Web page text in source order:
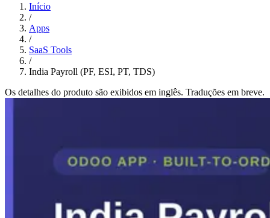
Início
/
Apps
/
SaaS Tools
/
India Payroll (PF, ESI, PT, TDS)
Os detalhes do produto são exibidos em inglês. Traduções em breve.